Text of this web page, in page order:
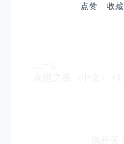
点赞 收藏